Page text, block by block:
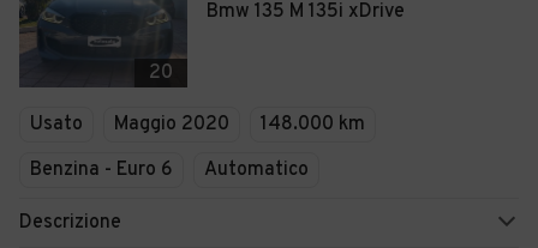
20
Bmw 135 M 135i xDrive
Usato Maggio 2020
148.000 km
Benzina - Euro 6
Automatico
Descrizione